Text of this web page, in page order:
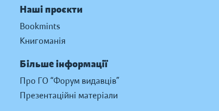
Наші проєкти
Bookmints
Книгоманія
Більше інформації
Про ГО “Форум видавців”
Презентаційні матеріали